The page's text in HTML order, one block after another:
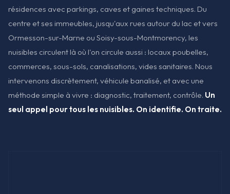
résidences avec parkings, caves et gaines techniques. Du
centre et ses immeubles, jusqu'aux rues autour du lac et vers
Ormesson-sur-Marne ou Soisy-sous-Montmorency, les
nuisibles circulent là où l'on circule aussi : locaux poubelles,
commerces, sous-sols, canalisations, vides sanitaires. Nous
intervenons discrètement, véhicule banalisé, et avec une
méthode simple à vivre : diagnostic, traitement, contrôle. Un
seul appel pour tous les nuisibles. On identifie. On traite.